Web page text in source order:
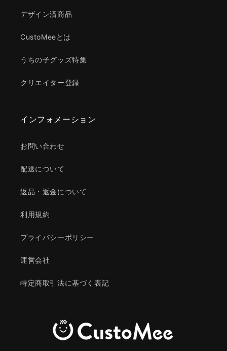
デザイン済商品
CustoMeeとは
うちの子グッズ特集
クリエイター登録
インフォメーション
お問い合わせ
配送について
返品・返金について
利用規約
プライバシーポリシー
運営会社
特定商取引法に基づく表記